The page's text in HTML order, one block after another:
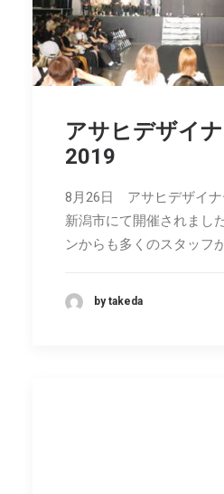
アサヒデザイ
2019
8月26日 アサヒデザイナ
新潟市にて開催されまし
ンからも多くのスタッ
by takeda